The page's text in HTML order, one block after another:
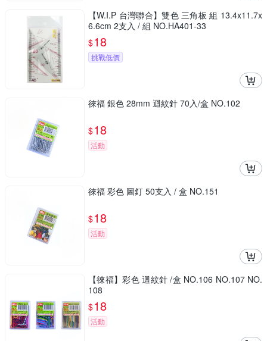
【W.I.P 台灣聯合】雙色 三角板 組 13.4x11.7x
6.6cm 2支入 / 組 NO.HA401-33
$18
挑戰低價
徠福 銀色 28mm 迴紋針 70入/盒 NO.102
$18
活動
徠福 彩色 圖釘 50支入 / 盒 NO.151
$18
活動
【徠福】彩色 迴紋針 /盒 NO.106 NO.107 NO.
108
$18
活動